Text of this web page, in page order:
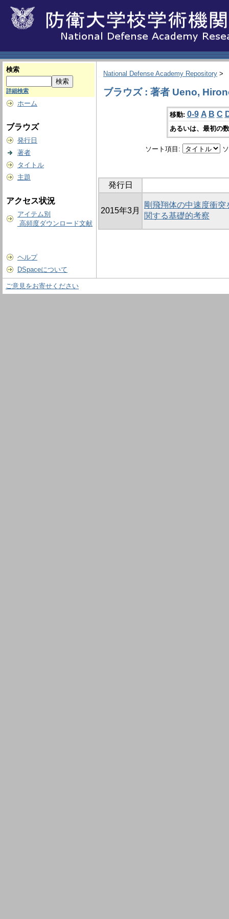
検索
詳細検索
ホーム
ブラウズ
発行日
著者
タイトル
主題
アクセス状況
アイテム別
高頻度ダウンロード文献
ヘルプ
DSpaceについて
National Defense Academy Repository >
ブラウズ : 著者 Ueno,
移動: 0-9 A B C
あるいは、最初の
ソート項目:
発行日
2015年3月
剛飛翔体の中速度衝
関する基礎的考察
ご意見をお寄せください